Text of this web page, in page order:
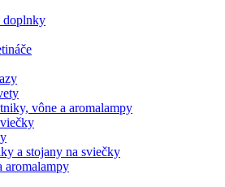
doplnky
vône a aromalampy
a stojany na sviečky
aromalampy